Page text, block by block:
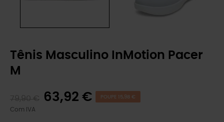
Tênis Masculino InMotion Pacer
M
63,92 € POUPE 15,98 €
Com IVA